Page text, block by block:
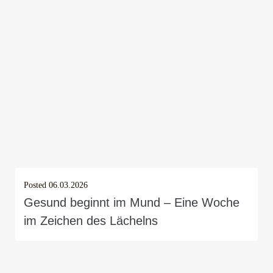
Posted 06.03.2026
Gesund beginnt im Mund – Eine Woche
im Zeichen des Lächelns